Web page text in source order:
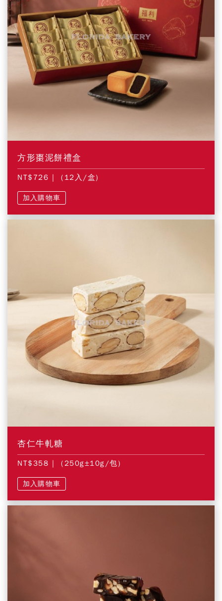
方形棗泥餅禮盒
NT$726 | (12入/盒)
加入購物車
杏仁牛軋糖
NT$358 | (250g±10g/包)
加入購物車